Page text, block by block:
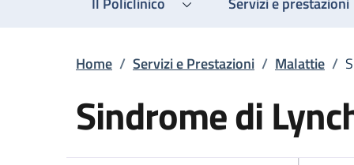
Briciole di pane
Home / Servizi e Prestazioni / Malattie /
Sindrome di